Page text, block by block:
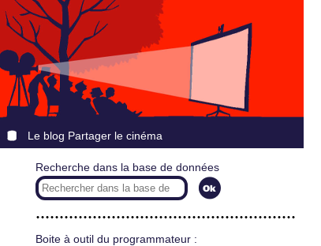
Le blog Partager le cinéma
Recherche dans la base de données
Boite à outil du programmateur :